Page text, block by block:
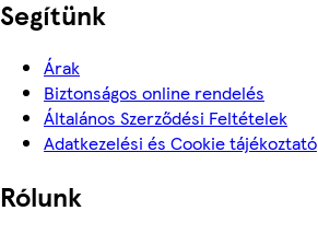
Segítünk
Árak
Biztonságos online rendelés
Általános Szerződési Feltételek
Adatkezelési és Cookie tájékoztató
Rólunk